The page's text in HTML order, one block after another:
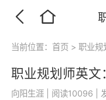
当前位置：首页 > 职业规
职业规划师英
向阳生涯 阅读10096